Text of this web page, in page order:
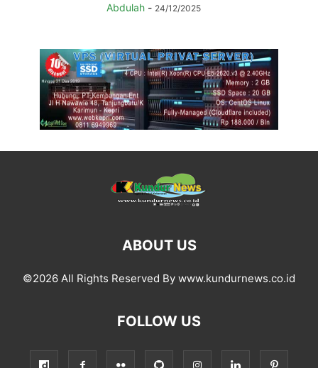
Abdulah - 24/12/2025
ABOUT US
©2026 All Rights Reserved By www.kundurnews.co.id
FOLLOW US